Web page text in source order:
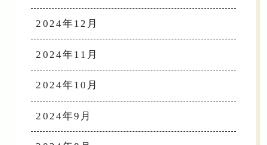
2024年12月
2024年11月
2024年10月
2024年9月